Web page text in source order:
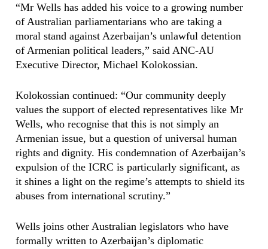
“Mr Wells has added his voice to a growing number
of Australian parliamentarians who are taking a
moral stand against Azerbaijan’s unlawful detention
of Armenian political leaders,” said ANC-AU
Executive Director, Michael Kolokossian.
Kolokossian continued: “Our community deeply
values the support of elected representatives like Mr
Wells, who recognise that this is not simply an
Armenian issue, but a question of universal human
rights and dignity. His condemnation of Azerbaijan’s
expulsion of the ICRC is particularly significant, as
it shines a light on the regime’s attempts to shield its
abuses from international scrutiny.”
Wells joins other Australian legislators who have
formally written to Azerbaijan’s diplomatic